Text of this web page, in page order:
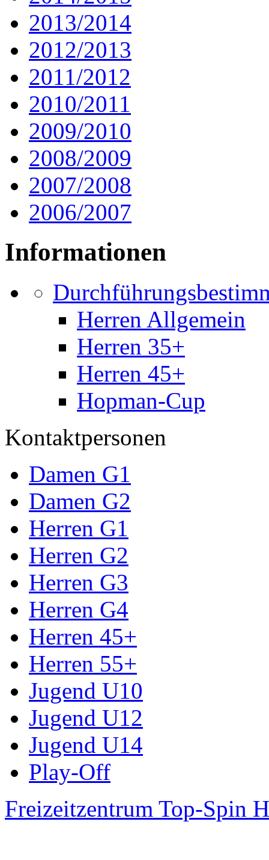
2013/2014
2012/2013
2011/2012
2010/2011
2009/2010
2008/2009
2007/2008
2006/2007
Informationen
Herren Allgemein
Herren 35+
Herren 45+
Hopman-Cup
Kontaktpersonen
Damen G1
Damen G2
Herren G1
Herren G2
Herren G3
Herren G4
Herren 45+
Herren 55+
Jugend U10
Jugend U12
Jugend U14
Play-Off
Freizeitzentrum Top-Spin